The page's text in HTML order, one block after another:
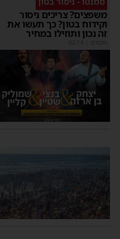
משפצים? צריכים ניסור
וקידוח בטון? כך תעשו את
זה נכון ותוזילו במחיר
מקודם